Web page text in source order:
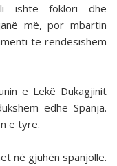
ishte foklori dhe
më, por mbartin
të rëndësishëm
e Lekë Dukagjinit
edhe Spanja.
e tyre.
në gjuhën spanjolle.